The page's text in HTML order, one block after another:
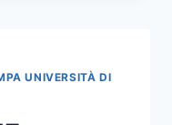
UNIVERSITÀ DI